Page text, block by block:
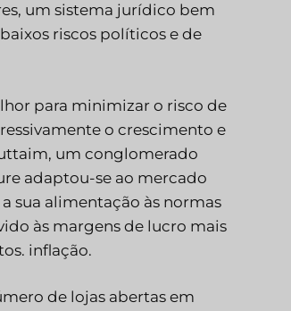
um sistema jurídico bem
riscos políticos e de
para minimizar o risco de
o crescimento e
um conglomerado
adaptou-se ao mercado
sua alimentação às normas
às margens de lucro mais
inflação.
de lojas abertas em